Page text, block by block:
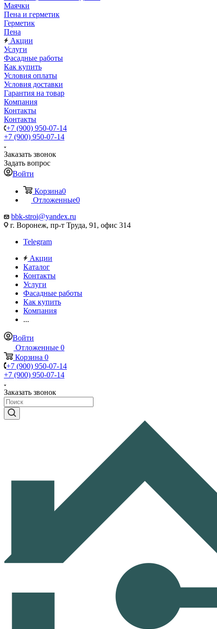
Маячки
Пена и герметик
Герметик
Пена
Акции
Услуги
Фасадные работы
Как купить
Условия оплаты
Условия доставки
Гарантия на товар
Компания
Контакты
Контакты
+7 (900) 950-07-14
+7 (900) 950-07-14
Заказать звонок
Задать вопрос
Войти
Корзина0
Отложенные0
bbk-stroi@yandex.ru
г. Воронеж, пр-т Труда, 91, офис 314
Telegram
Акции
Каталог
Контакты
Услуги
Фасадные работы
Как купить
Компания
...
Войти
Отложенные 0
Корзина 0
+7 (900) 950-07-14
+7 (900) 950-07-14
Заказать звонок